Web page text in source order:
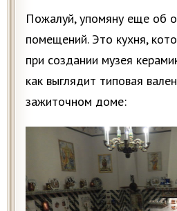
Пожалуй, упомяну еще об
помещений. Это кухня,
при создании музея
как выглядит типовая
зажиточном доме: